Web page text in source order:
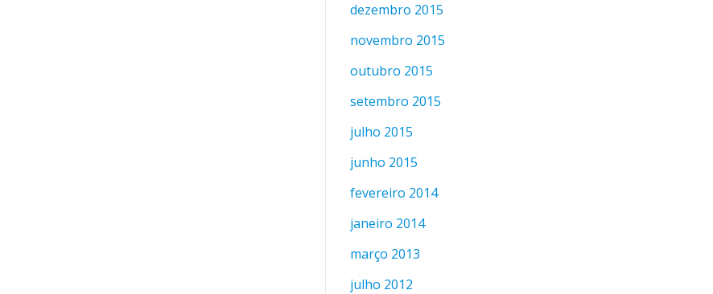
dezembro 2015
novembro 2015
outubro 2015
setembro 2015
julho 2015
junho 2015
fevereiro 2014
janeiro 2014
março 2013
julho 2012